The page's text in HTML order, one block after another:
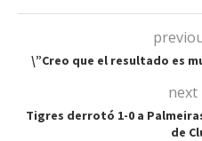
\”Creo que el resultado es
next
Tigres derrotó 1-0 a
de